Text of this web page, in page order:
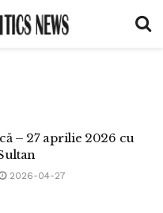
– 27 aprilie 2026 cu
2026-04-27